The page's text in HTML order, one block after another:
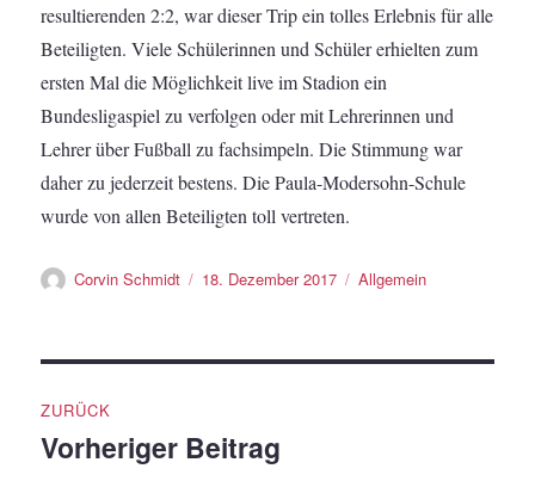
resultierenden 2:2, war dieser Trip ein tolles Erlebnis für alle
Beteiligten. Viele Schülerinnen und Schüler erhielten zum
ersten Mal die Möglichkeit live im Stadion ein
Bundesligaspiel zu verfolgen oder mit Lehrerinnen und
Lehrer über Fußball zu fachsimpeln. Die Stimmung war
daher zu jederzeit bestens. Die Paula-Modersohn-Schule
wurde von allen Beteiligten toll vertreten.
Autor
Corvin Schmidt
Veröffentlicht
18. Dezember 2017 Kategorien
Allgemein
ZURÜCK
Vorheriger
Vorheriger Beitrag